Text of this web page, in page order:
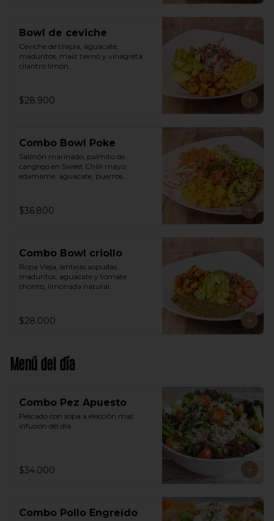
Bowl de ceviche
Ceviche de tilapia, aguacate,
maduritos, maíz tierno y vinagreta
cilantro limón.
$28.900
Combo Bowl Poke
Salmón marinado, palmito de
cangrejo en Sweet Chilli mayo,
edamame, aguacate, puerros
humedecido con vinagre de sushi.
Vinagreta asiática a base de Hoisin y
$36.800
Combo Bowl criollo
Ropa Vieja, lentejas sopudas,
maduritos, aguacate y tomate
chonto, limonada natural.
$28.000
Menú del día
Combo Pez Apuesto
Pescado con sopa a elección mas
infusión del día.
$34.000
Combo Pollo Engreído